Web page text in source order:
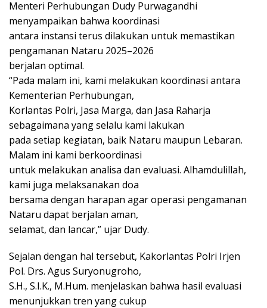
Menteri Perhubungan Dudy Purwagandhi
menyampaikan bahwa koordinasi
antara instansi terus dilakukan untuk memastikan
pengamanan Nataru 2025–2026
berjalan optimal.
“Pada malam ini, kami melakukan koordinasi antara
Kementerian Perhubungan,
Korlantas Polri, Jasa Marga, dan Jasa Raharja
sebagaimana yang selalu kami lakukan
pada setiap kegiatan, baik Nataru maupun Lebaran.
Malam ini kami berkoordinasi
untuk melakukan analisa dan evaluasi. Alhamdulillah,
kami juga melaksanakan doa
bersama dengan harapan agar operasi pengamanan
Nataru dapat berjalan aman,
selamat, dan lancar,” ujar Dudy.
Sejalan dengan hal tersebut, Kakorlantas Polri Irjen
Pol. Drs. Agus Suryonugroho,
S.H., S.I.K., M.Hum. menjelaskan bahwa hasil evaluasi
menunjukkan tren yang cukup